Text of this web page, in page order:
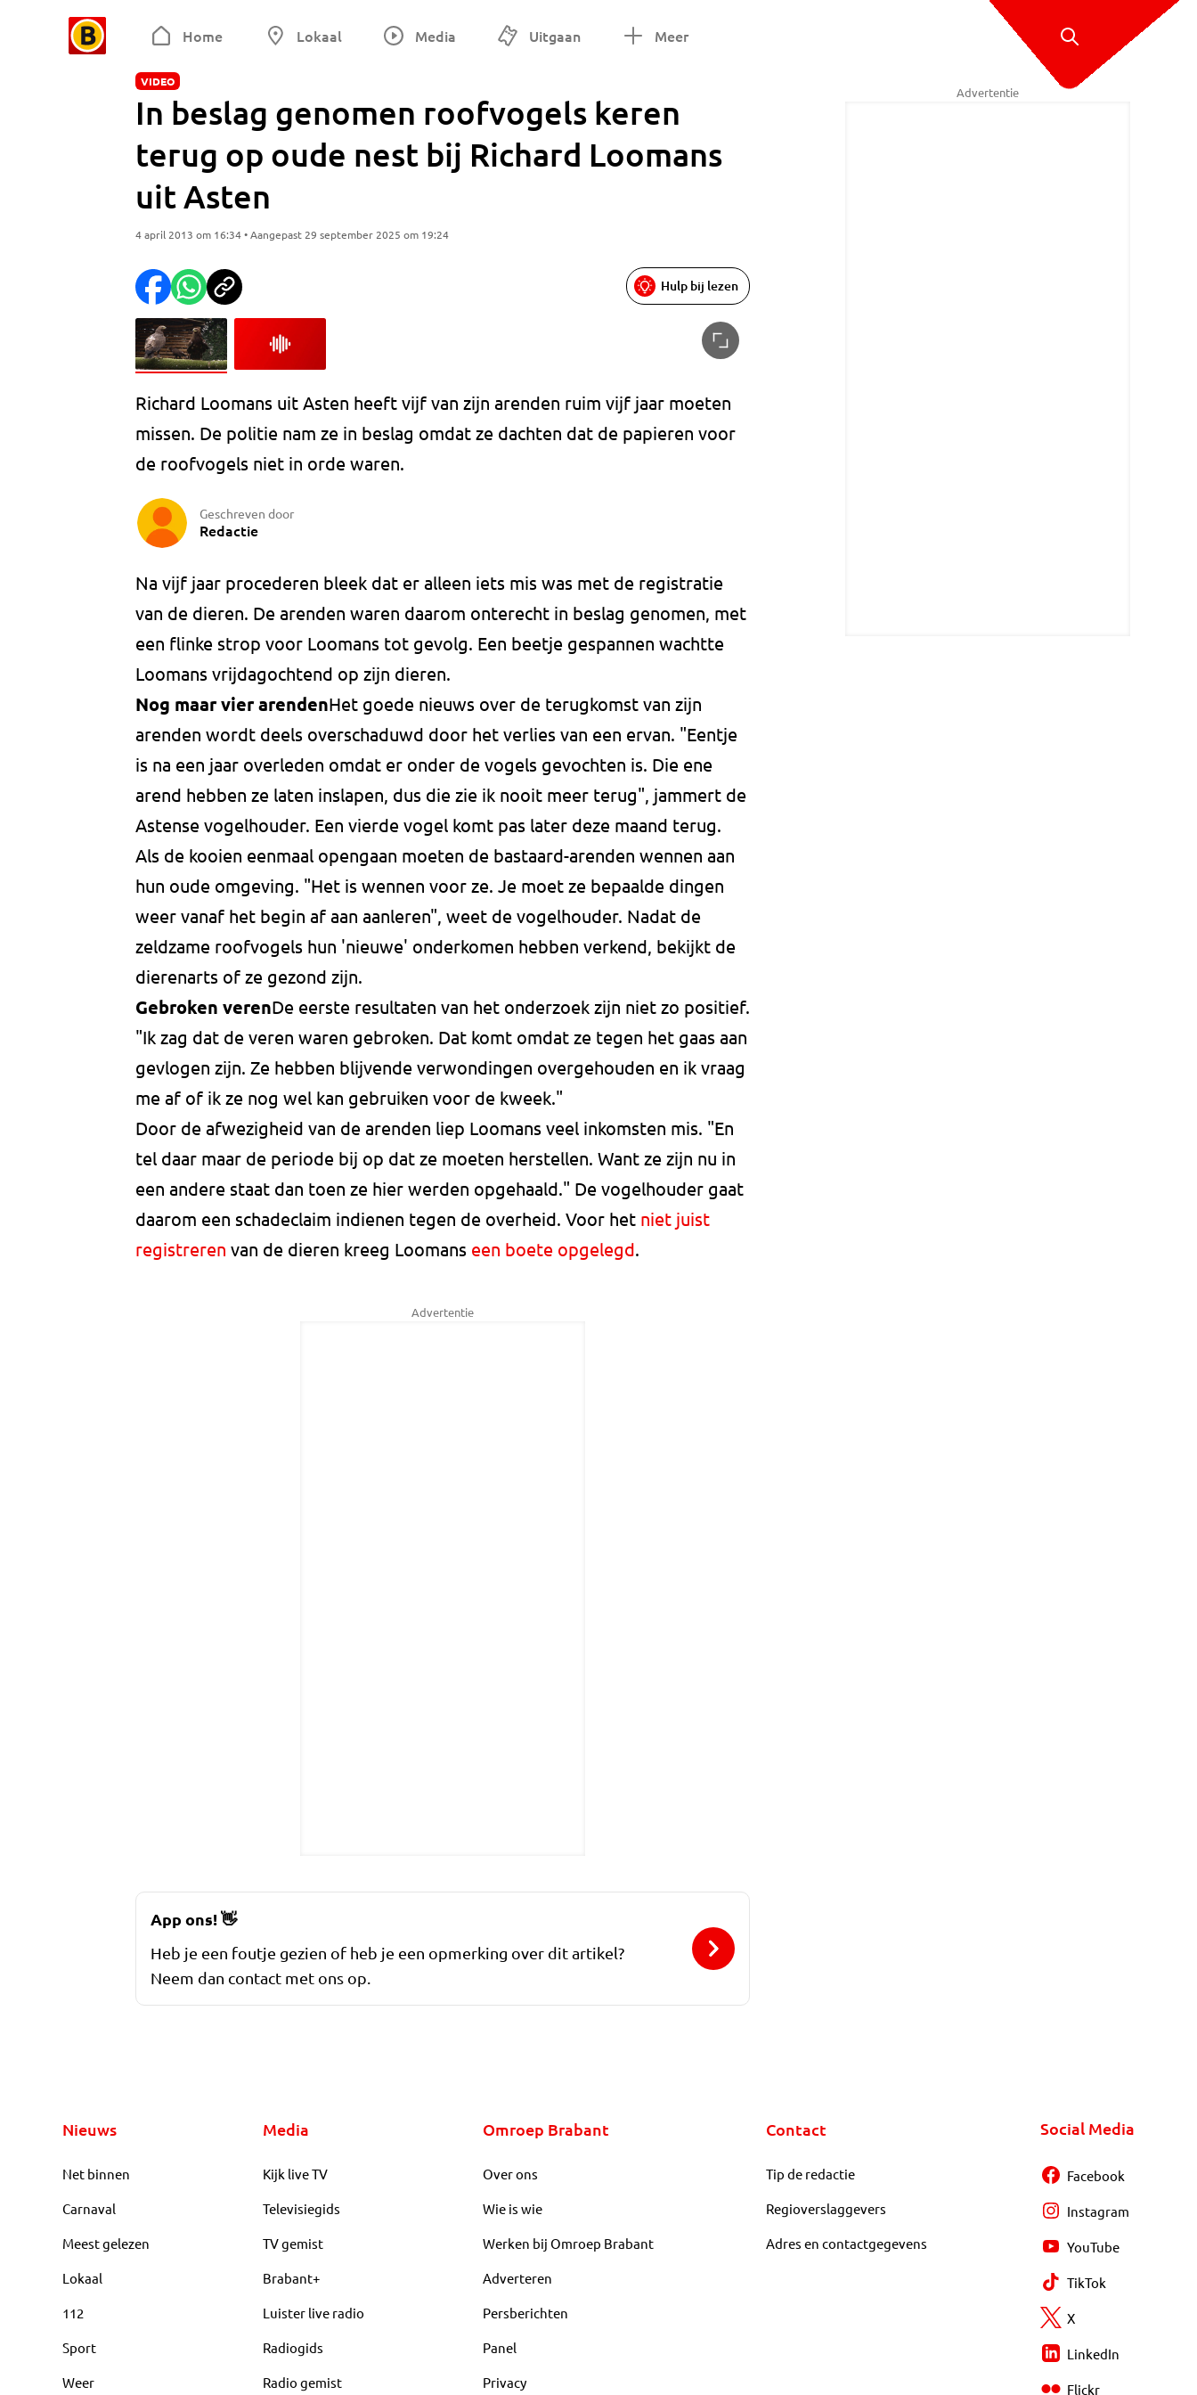
Home Lokaal Media Uitgaan Meer
VIDEO
In beslag genomen roofvogels keren
terug op oude nest bij Richard Loomans
uit Asten
4 april 2013 om 16:34 • Aangepast 29 september 2025 om 19:24
Hulp bij lezen
Richard Loomans uit Asten heeft vijf van zijn arenden ruim vijf jaar moeten
missen. De politie nam ze in beslag omdat ze dachten dat de papieren voor
de roofvogels niet in orde waren.
Geschreven door
Redactie
Na vijf jaar procederen bleek dat er alleen iets mis was met de registratie
van de dieren. De arenden waren daarom onterecht in beslag genomen, met
een flinke strop voor Loomans tot gevolg. Een beetje gespannen wachtte
Loomans vrijdagochtend op zijn dieren.
Nog maar vier arendenHet goede nieuws over de terugkomst van zijn
arenden wordt deels overschaduwd door het verlies van een ervan. "Eentje
is na een jaar overleden omdat er onder de vogels gevochten is. Die ene
arend hebben ze laten inslapen, dus die zie ik nooit meer terug", jammert de
Astense vogelhouder. Een vierde vogel komt pas later deze maand terug.
Als de kooien eenmaal opengaan moeten de bastaard-arenden wennen aan
hun oude omgeving. "Het is wennen voor ze. Je moet ze bepaalde dingen
weer vanaf het begin af aan aanleren", weet de vogelhouder. Nadat de
zeldzame roofvogels hun 'nieuwe' onderkomen hebben verkend, bekijkt de
dierenarts of ze gezond zijn.
Gebroken verenDe eerste resultaten van het onderzoek zijn niet zo positief.
"Ik zag dat de veren waren gebroken. Dat komt omdat ze tegen het gaas aan
gevlogen zijn. Ze hebben blijvende verwondingen overgehouden en ik vraag
me af of ik ze nog wel kan gebruiken voor de kweek."
Door de afwezigheid van de arenden liep Loomans veel inkomsten mis. "En
tel daar maar de periode bij op dat ze moeten herstellen. Want ze zijn nu in
een andere staat dan toen ze hier werden opgehaald." De vogelhouder gaat
daarom een schadeclaim indienen tegen de overheid. Voor het niet juist
registreren van de dieren kreeg Loomans een boete opgelegd.
Advertentie
Advertentie
App ons!👋
Heb je een foutje gezien of heb je een opmerking over dit artikel?
Neem dan contact met ons op.
Nieuws
Net binnen
Carnaval
Meest gelezen
Lokaal
112
Sport
Weer
Media
Kijk live TV
Televisiegids
TV gemist
Brabant+
Luister live radio
Radiogids
Radio gemist
Omroep Brabant
Over ons
Wie is wie
Werken bij Omroep Brabant
Adverteren
Persberichten
Panel
Privacy
Contact
Tip de redactie
Regioverslaggevers
Adres en contactgegevens
Social Media
Facebook
Instagram
YouTube
TikTok
X
LinkedIn
Flickr